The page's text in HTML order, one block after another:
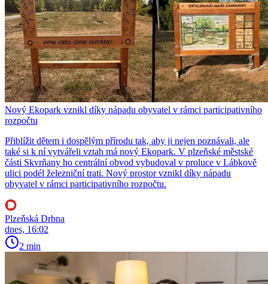
Nový Ekopark vznikl díky nápadu obyvatel v rámci participativního
rozpočtu
Přiblížit dětem i dospělým přírodu tak, aby ji nejen poznávali, ale
také si k ní vytvářeli vztah má nový Ekopark. V plzeňské městské
části Skvrňany ho centrální obvod vybudoval v proluce v Lábkově
ulici podél železniční trati. Nový prostor vznikl díky nápadu
obyvatel v rámci participativního rozpočtu.
Plzeňská Drbna
dnes, 16:02
2 min